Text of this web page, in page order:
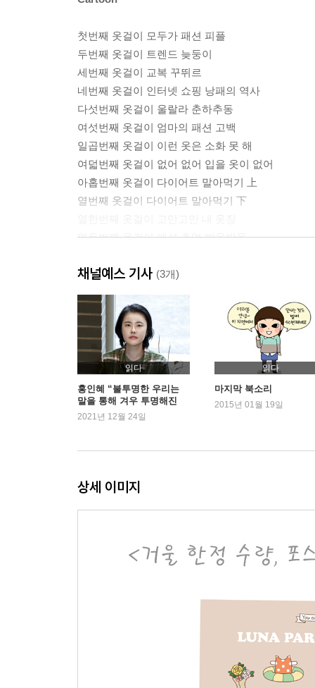
첫번째 옷걸이 모두가 패션 피플
두번째 옷걸이 트렌드 늦둥이
세번째 옷걸이 교복 꾸뛰르
네번째 옷걸이 인터넷 쇼핑 낭패의 역사
다섯번째 옷걸이 울랄라 춘하추동
여섯번째 옷걸이 엄마의 패션 고백
일곱번째 옷걸이 이런 옷은 소화 못 해
여덟번째 옷걸이 없어 없어 입을 옷이 없어
아홉번째 옷걸이 다이어트 말아먹기 上
열번째 옷걸이 다이어트 말아먹기 下
열두번째 옷걸이 패션 추억 방울방울
열네번째 옷걸이 뒹굴 때는 요게 딱
열다섯번째 옷걸이 천만 가지 청바지
열여섯번째 옷걸이 나만 괜히 어색어색
열일곱번째 옷걸이 클릭클릭 쇼핑백서
열여덟번째 옷걸이 해피해피 벼룩시장
열아홉번째 옷걸이 지갑이 열리는 마성의 한마디
스무번째 옷걸이 너의 구매평이 들려
스물한번째 옷걸이 내 몸이 내 몸이 아니네
스물두번째 옷걸이 옷장 정리 딜레마
오늘 뭐 입지
교복 버라이어티
채널예스 기사 (3개)
읽다
홍인혜 “불투명한 우리는
말을 통해 겨우 투명해진
다”
2021년 12월 24일
읽다
마지막 북소리
2015년 01월 19일
상세 이미지